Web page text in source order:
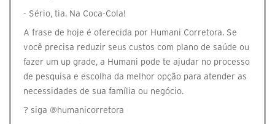
- Sério, tia. Na Coca-Cola!
A frase de hoje é oferecida por Humani Corretora. Se
você precisa reduzir seus custos com plano de saúde ou
fazer um up grade, a Humani pode te ajudar no processo
de pesquisa e escolha da melhor opção para atender as
necessidades de sua família ou negócio.
? siga @‌humanicorretora